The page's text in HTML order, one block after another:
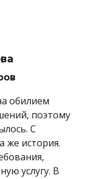
обилием
поэтому
С
же история.
услугу. В